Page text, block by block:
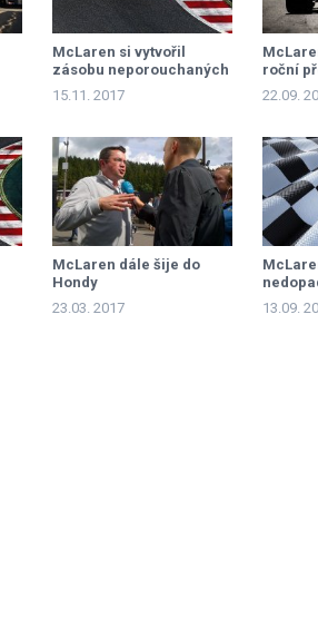
McLaren si vytvořil
zásobu neporouchaných
motorů Honda
15.11. 2017
roční
22.09.
McLaren dále šije do
Hondy
23.03. 2017
Bull-
13.09.